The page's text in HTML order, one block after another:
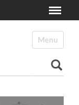
Toggle